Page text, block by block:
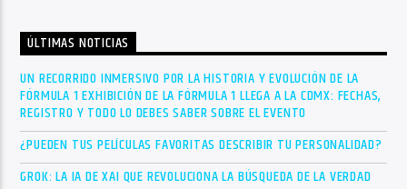
ÚLTIMAS NOTICIAS
UN RECORRIDO INMERSIVO POR LA HISTORIA Y EVOLUCIÓN DE LA
FÓRMULA 1 EXHIBICIÓN DE LA FÓRMULA 1 LLEGA A LA CDMX: FECHAS,
REGISTRO Y TODO LO DEBES SABER SOBRE EL EVENTO
¿PUEDEN TUS PELÍCULAS FAVORITAS DESCRIBIR TU PERSONALIDAD?
GROK: LA IA DE XAI QUE REVOLUCIONA LA BÚSQUEDA DE LA VERDAD